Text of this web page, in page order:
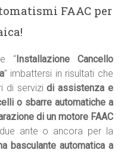
FAAC per
“Installazione Cancello
” imbattersi in risultati che
di servizidi assistenza e
o sbarre automatiche a
di un motore FAAC
ante o ancora per la
basculante automatica a